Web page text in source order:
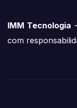
IMM Tecnologia
com